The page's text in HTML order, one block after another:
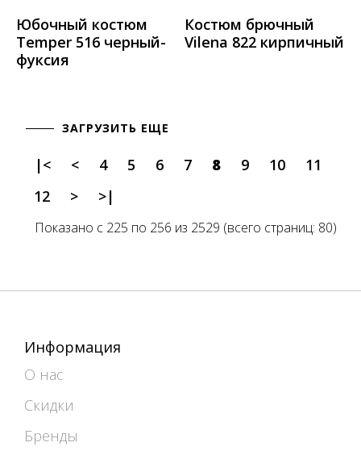
Юбочный костюм
Temper 516 черный-
фуксия
Костюм брючный
Vilena 822 кирпичный
ЗАГРУЗИТЬ ЕЩЕ
|< < 4 5 6 7 8 9 10
11
12
> >|
Показано с 225 по 256 из 2529 (всего страниц: 80)
Информация
О нас
Скидки
Бренды